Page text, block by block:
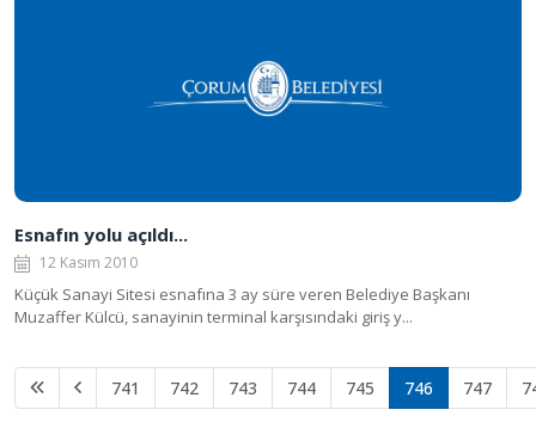
Esnafın yolu açıldı...
12 Kasım 2010
Küçük Sanayi Sitesi esnafına 3 ay süre veren Belediye Başkanı
Muzaffer Külcü, sanayinin terminal karşısındaki giriş y...
741 742 743 744 745 746 747